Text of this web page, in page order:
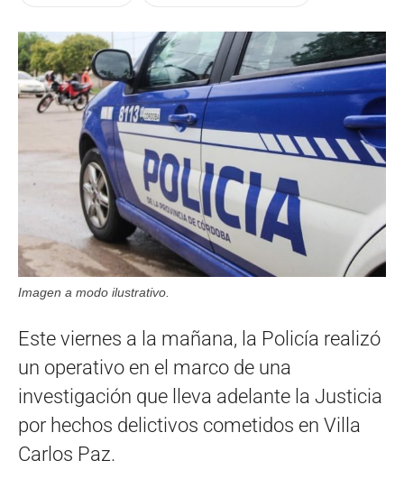
Imagen a modo ilustrativo.
Este viernes a la mañana, la Policía realizó
un operativo en el marco de una
investigación que lleva adelante la Justicia
por hechos delictivos cometidos en Villa
Carlos Paz.